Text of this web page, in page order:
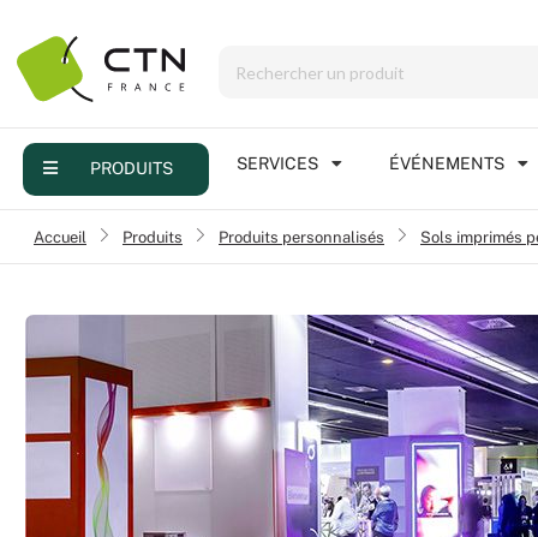
PRODUITS SERVICES ÉVÉNEMENTS
Accueil Produits
› Produits personnalisés
› Sols imprimés
›
Produits
Services
Événements
Réalisations